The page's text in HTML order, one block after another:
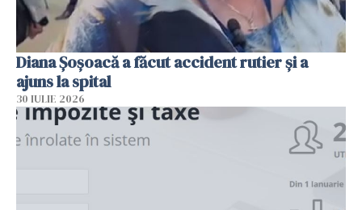
Diana Șoșoacă a făcut accident rutier și a
ajuns la spital
30 IULIE 2026